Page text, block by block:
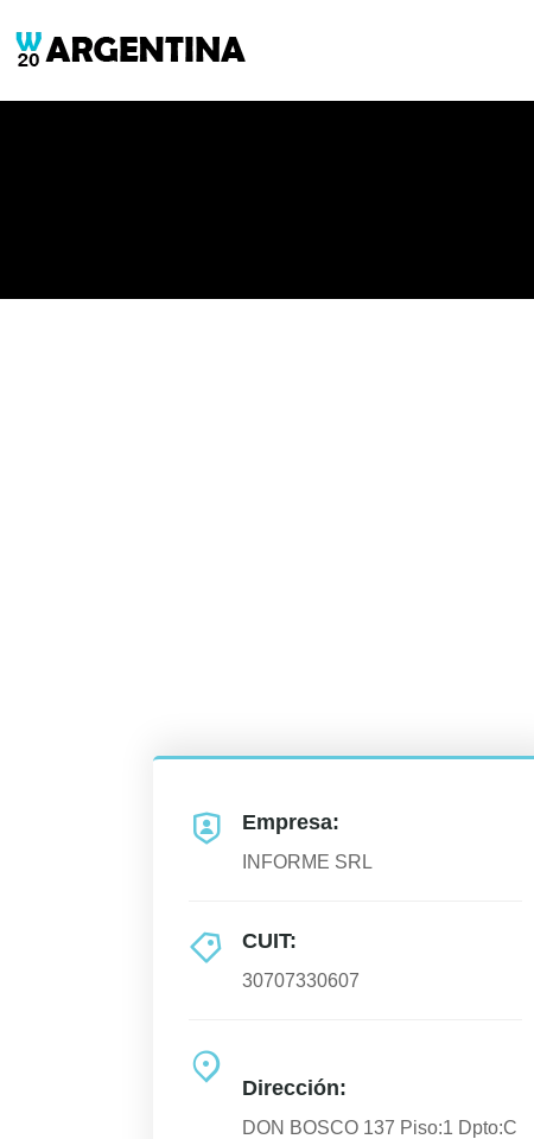
Empresa:
INFORME SRL
CUIT:
30707330607
Dirección:
DON BOSCO 137 Piso:1 Dpto:C